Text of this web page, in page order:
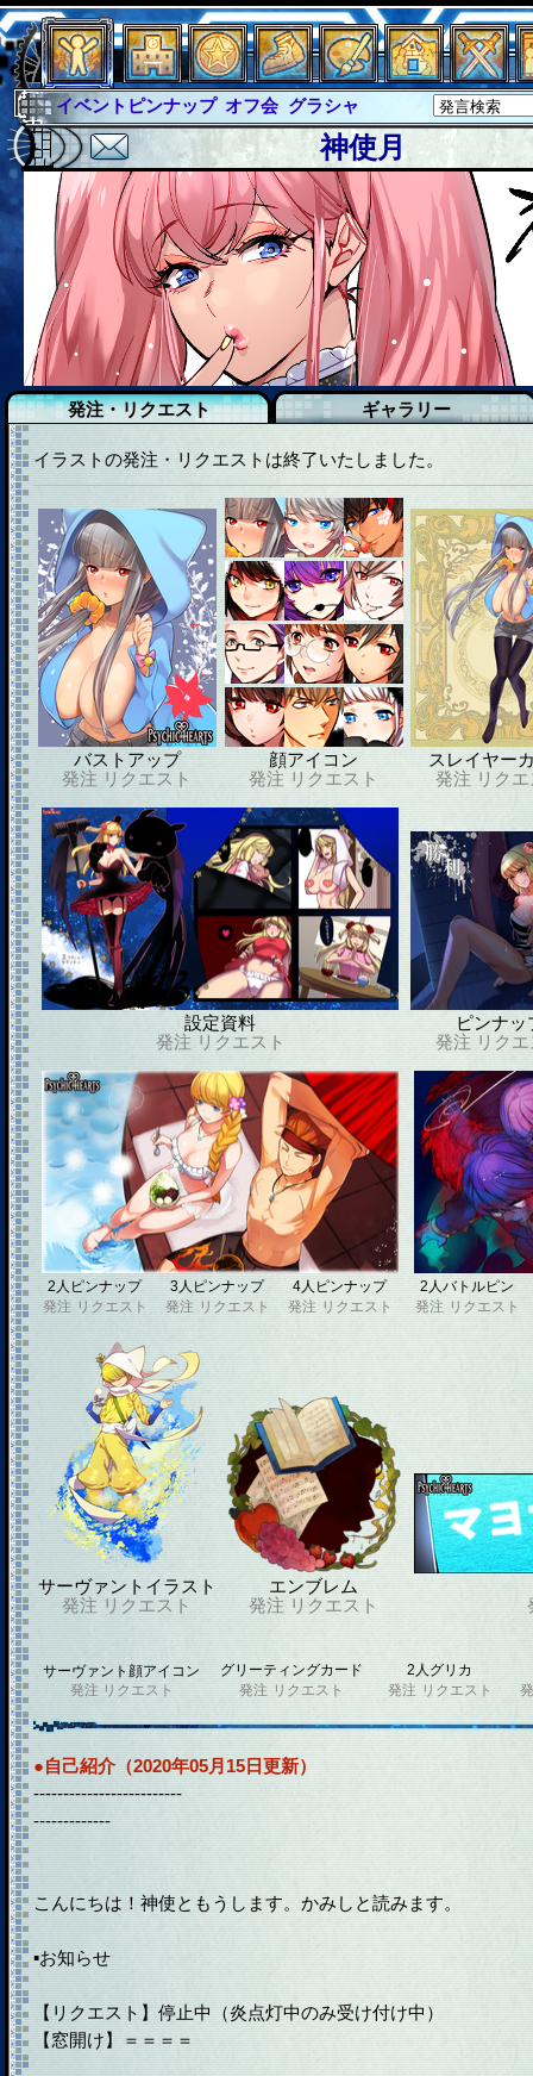
イベントピンナップ オフ会 グラシャ
グラシャ・ラボラス
グローバルジャスティス
サイキックハーツ サイキックハーツ大戦
シュラウド
ソロモン ファイナル
アブソーバー イベピン
神使月
発注・リクエスト ギャラリー
イラストの発注・リクエストは終了いたしました。
バストアップ
発注 リクエスト
顔アイコン
発注 リクエスト
スレイヤー
発注 リク
設定資料
発注 リクエスト
ピンナッ
発注 リク
2人ピンナップ
発注 リクエスト
3人ピンナップ
発注 リクエスト
4人ピンナップ
発注 リクエスト
2人バトルピン
発注 リクエスト
サーヴァントイラスト
発注 リクエスト
エンブレム
発注 リクエスト
サーヴァント顔アイコン
発注 リクエスト
グリーティングカード
発注 リクエスト
2人グリカ
発注 リクエスト
●自己紹介（2020年05月15日更新）
-------------------------
-------------
こんにちは！神使ともうします。かみしと読みます。
▪️お知らせ
【リクエスト】停止中（炎点灯中のみ受け付け中）
【窓開け】＝＝＝＝